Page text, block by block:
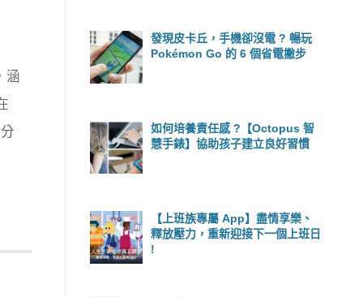
涵
發現皮卡丘，手機卻沒電 ? 暢玩
Pokémon Go 的 6 個省電撇步
如何培養責任感 ?【Octopus 智
慧手錶】協助孩子建立良好習慣
【上班族專屬 App】盡情享樂、
釋放壓力，重新迎接下一個上班日
!